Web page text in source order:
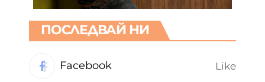
ПОСЛЕДВАЙ НИ
Facebook Like